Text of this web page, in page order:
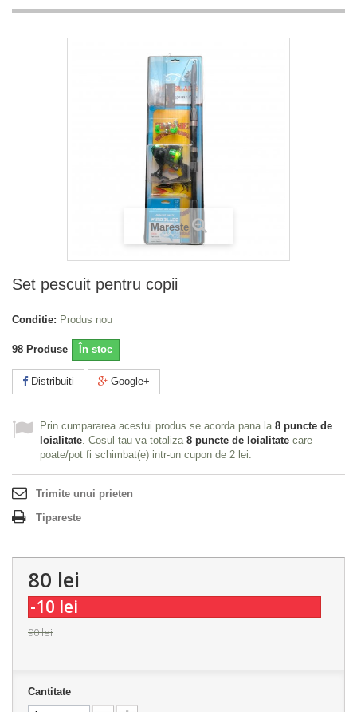
Mareste
Set pescuit pentru copii
Conditie: Produs nou
98 Produse În stoc
Distribuiti Google+
Prin cumpararea acestui produs se acorda pana la 8 puncte de
loialitate . Cosul tau va totaliza 8 puncte de loialitate care
poate/pot fi schimbat(e) intr-un cupon de 2 lei
Trimite unui prieten
Tipareste
80 lei
-10 lei
90 lei
Cantitate